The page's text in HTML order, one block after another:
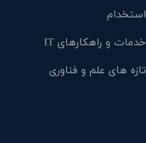
استخدام
خدمات و راهکارهای IT
تازه های علم و فناوری